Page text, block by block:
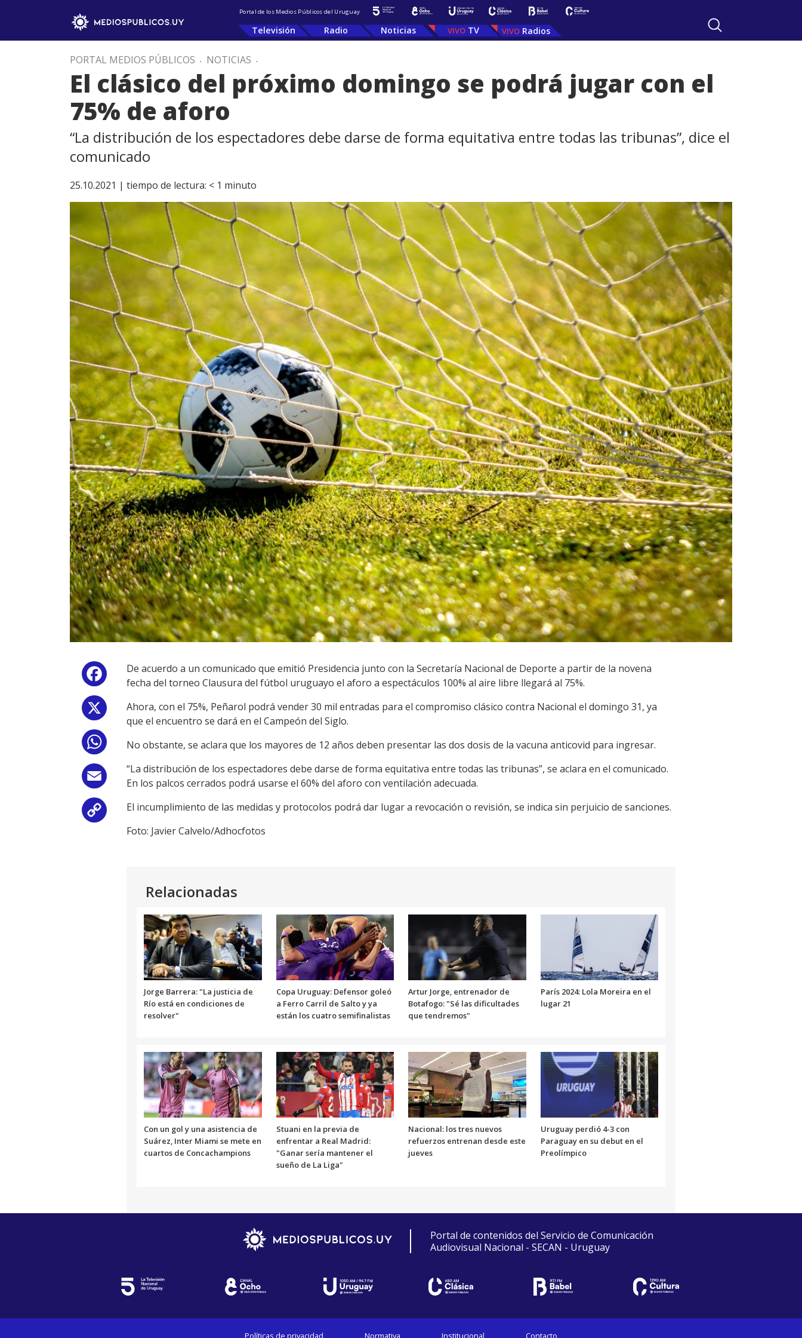
Portal de los Medios Públicos del Uruguay
Televisión Radio Noticias TV Radios
PORTAL MEDIOS PÚBLICOS . NOTICIAS .
El clásico del próximo domingo se podrá jugar con el
75% de aforo
“La distribución de los espectadores debe darse de forma equitativa entre todas las tribunas”, dice el
comunicado
25.10.2021 | tiempo de lectura: < 1 minuto
Facebook
WhatsApp
Email
Copy
Link
De acuerdo a un comunicado que emitió Presidencia junto con la Secretaría Nacional de Deporte a partir de la novena
fecha del torneo Clausura del fútbol uruguayo el aforo a espectáculos 100% al aire libre llegará al 75%.
Ahora, con el 75%, Peñarol podrá vender 30 mil entradas para el compromiso clásico contra Nacional el domingo 31, ya
que el encuentro se dará en el Campeón del Siglo.
No obstante, se aclara que los mayores de 12 años deben presentar las dos dosis de la vacuna anticovid para ingresar.
“La distribución de los espectadores debe darse de forma equitativa entre todas las tribunas”, se aclara en el comunicado.
En los palcos cerrados podrá usarse el 60% del aforo con ventilación adecuada.
El incumplimiento de las medidas y protocolos podrá dar lugar a revocación o revisión, se indica sin perjuicio de sanciones.
Foto: Javier Calvelo/Adhocfotos
Relacionadas
Jorge Barrera: "La justicia de
Río está en condiciones de
resolver"
Copa Uruguay: Defensor goleó
a Ferro Carril de Salto y ya
están los cuatro semifinalistas
Artur Jorge, entrenador de
Botafogo: "Sé las dificultades
que tendremos"
París 2024: Lola Moreira en el
lugar 21
Con un gol y una asistencia de
Suárez, Inter Miami se mete en
cuartos de Concachampions
Stuani en la previa de
enfrentar a Real Madrid:
"Ganar sería mantener el
sueño de La Liga"
Nacional: los tres nuevos
refuerzos entrenan desde este
jueves
Uruguay perdió 4-3 con
Paraguay en su debut en el
Preolímpico
Portal de contenidos del Servicio de Comunicación
Audiovisual Nacional - SECAN - Uruguay
Políticas de privacidad Normativa Institucional Contacto